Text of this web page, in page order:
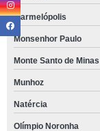
Marmelópolis
Monsenhor Paulo
Monte Santo de Minas
Munhoz
Natércia
Olímpio Noronha